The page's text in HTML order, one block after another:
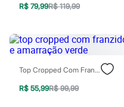
4 a 12 anos
Recém-nascido
Bolsas e Mochilas
Calçados
Botas
Chinelos
R$ 79,99R$ 119,99
Top Cropped Com Franzido E Amarração Verde
R$ 55,99R$ 99,99